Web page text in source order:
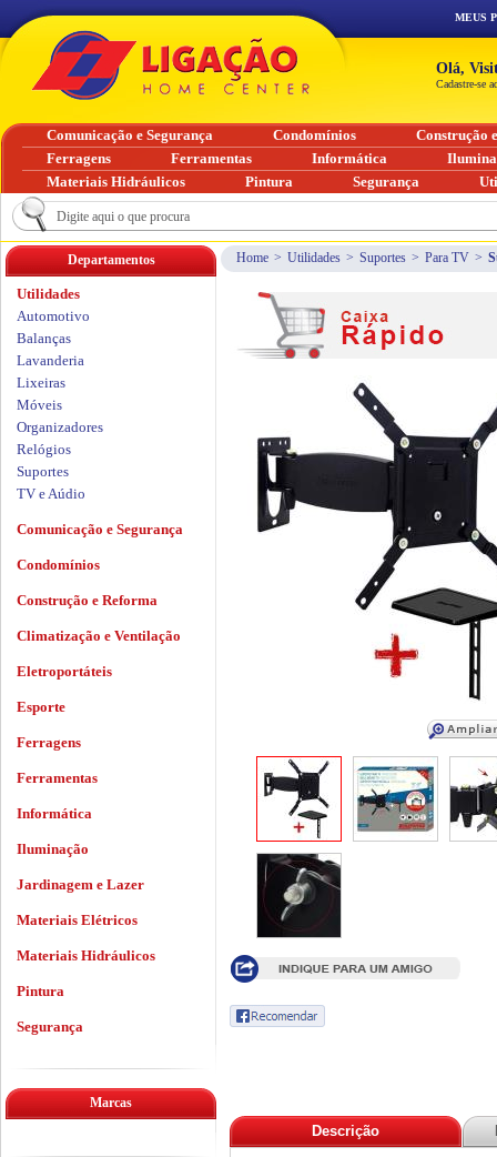
Home > Utilidades > Suportes > Para TV >
Descrição
Departamentos
Utilidades
Automotivo
Balanças
Lavanderia
Lixeiras
Móveis
Organizadores
Relógios
Suportes
TV e Aúdio
Comunicação e Segurança
Condomínios
Construção e Reforma
Climatização e Ventilação
Eletroportáteis
Esporte
Ferragens
Ferramentas
Informática
Iluminação
Jardinagem e Lazer
Materiais Elétricos
Materiais Hidráulicos
Pintura
Segurança
Marcas
MEUS
Olá,
Cadastre-se
Comunicação e Segurança Condomínios
Construção
Ferragens
Ferramentas Informática
Materiais Hidráulicos
Pintura Segurança